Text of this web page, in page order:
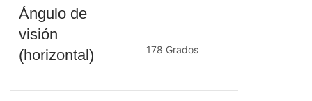
Ángulo de
visión
(horizontal)
178 Grados